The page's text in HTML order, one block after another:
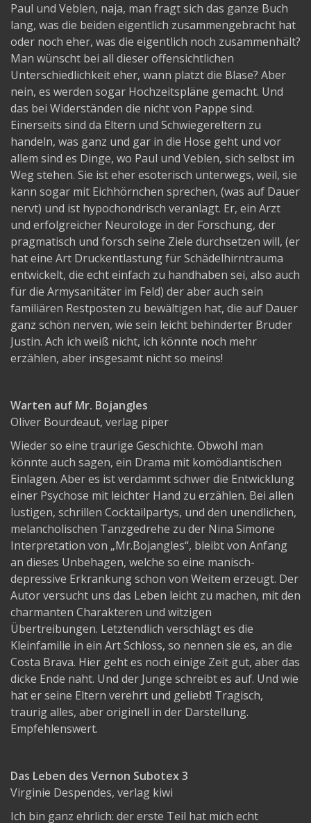
Paul und Veblen, naja, man fragt sich das ganze Buch
lang, was die beiden eigentlich zusammengebracht hat
oder noch eher, was die eigentlich noch zusammenhält?
Man wünscht bei all dieser offensichtlichen
Unterschiedlichkeit eher, wann platzt die Blase? Aber
nein, es werden sogar Hochzeitspläne gemacht. Und
das bei Widerständen die nicht von Pappe sind.
Einerseits sind da Eltern und Schwiegereltern zu
handeln, was ganz und gar in die Hose geht und vor
allem sind es Dinge, wo Paul und Veblen, sich selbst im
Weg stehen. Sie ist eher esoterisch unterwegs, weil, sie
kann sogar mit Eichhörnchen sprechen, (was auf Dauer
nervt) und ist hypochondrisch veranlagt. Er, ein Arzt
und erfolgreicher Neurologe in der Forschung, der
pragmatisch und forsch seine Ziele durchsetzen will, (er
hat eine Art Druckentlastung für Schädelhirntrauma
entwickelt, die echt einfach zu handhaben sei, also auch
für die Armysanitäter im Feld) der aber auch sein
familiären Restposten zu bewältigen hat, die auf Dauer
ganz schön nerven, wie sein leicht behinderter Bruder
Justin. Ach ich weiß nicht, ich könnte noch mehr
erzählen, aber insgesamt nicht so meins!
Warten auf Mr. Bojangles
Oliver Bourdeaut, verlag piper
Wieder so eine traurige Geschichte. Obwohl man
könnte auch sagen, ein Drama mit komödiantischen
Einlagen. Aber es ist verdammt schwer die Entwicklung
einer Psychose mit leichter Hand zu erzählen. Bei allen
lustigen, schrillen Cocktailpartys, und den unendlichen,
melancholischen Tanzgedrehe zu der Nina Simone
Interpretation von „Mr.Bojangles“, bleibt von Anfang
an dieses Unbehagen, welche so eine manisch-
depressive Erkrankung schon von Weitem erzeugt. Der
Autor versucht uns das Leben leicht zu machen, mit den
charmanten Charakteren und witzigen
Übertreibungen. Letztendlich verschlägt es die
Kleinfamilie in ein Art Schloss, so nennen sie es, an die
Costa Brava. Hier geht es noch einige Zeit gut, aber das
dicke Ende naht. Und der Junge schreibt es auf. Und wie
hat er seine Eltern verehrt und geliebt! Tragisch,
traurig alles, aber originell in der Darstellung.
Empfehlenswert.
Das Leben des Vernon Subotex 3
Virginie Despendes, verlag kiwi
Ich bin ganz ehrlich: der erste Teil hat mich echt